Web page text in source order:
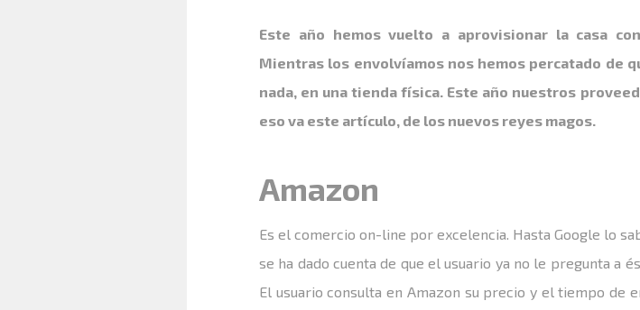
Este año hemos vuelto a aprovisionar la casa
Mientras los envolvíamos nos hemos percatado de
nada, en una tienda física. Este año nuestros
eso va este artículo, de los nuevos reyes magos.
Amazon
Es el comercio on-line por excelencia. Hasta Google lo
se ha dado cuenta de que el usuario ya no le pregunta a
El usuario consulta en Amazon su precio y el tiempo de